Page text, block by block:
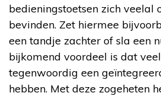
bedieningstoetsen zich veelal
bevinden. Zet hiermee
een tandje zachter of sla een
bijkomend voordeel is dat
tegenwoordig een
hebben. Met deze zogeheten